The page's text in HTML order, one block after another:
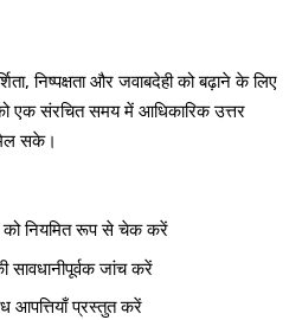
निष्पक्षता और जवाबदेही को बढ़ाने के लिए
एक संरचित समय में आधिकारिक उत्तर
सके।
को नियमित रूप से चेक करें
सावधानीपूर्वक जांच करें
आपत्तियाँ प्रस्तुत करें